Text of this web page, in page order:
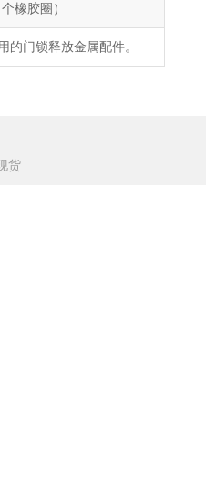
橡胶圈）
的门锁释放金属配件。
货